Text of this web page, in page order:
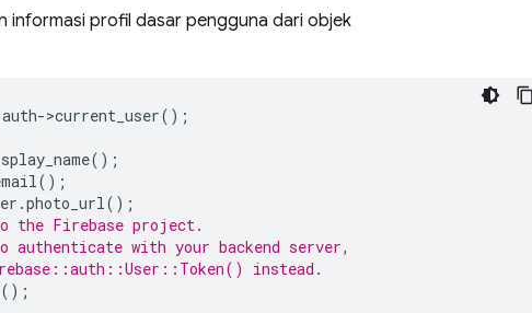
informasi profil dasar pengguna dari objek
auth->current_user();
();
();
.photo_url();
the Firebase project.
authenticate with your backend server,
instead.
();